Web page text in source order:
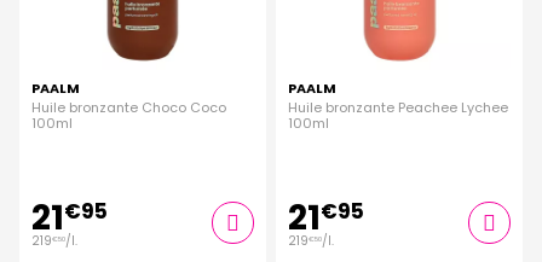
PAALM
Huile bronzante Choco Coco
100ml
21€95
219€50/l.
PAALM
Huile bronzante Peachee Lychee
100ml
21€95
219€50/l.